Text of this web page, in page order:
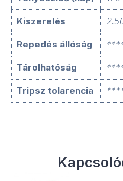
Kiszerelés
Repedés állóság
Tárolhatóság
Tripsz tolarencia